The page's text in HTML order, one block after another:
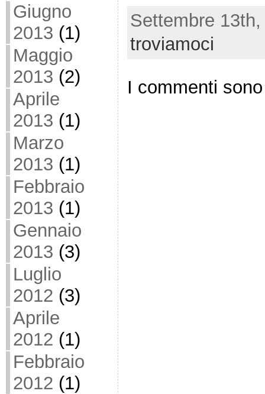
Giugno
2013 (1)
Maggio
2013 (2)
Aprile
2013 (1)
Marzo
2013 (1)
Febbraio
2013 (1)
Gennaio
2013 (3)
Luglio
2012 (3)
Aprile
2012 (1)
Febbraio
2012 (1)
Settembre
troviamoci
I commenti